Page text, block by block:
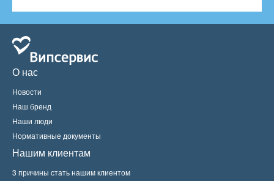
О нас
Новости
Наш бренд
Наши люди
Нормативные документы
Нашим клиентам
3 причины стать нашим клиентом